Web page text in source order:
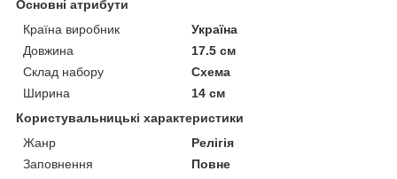
Основні атрибути
Країна виробник
Україна
Довжина
17.5 см
Склад набору
Схема
Ширина
14 см
Користувальницькі характеристики
Жанр
Релігія
Заповнення
Повне